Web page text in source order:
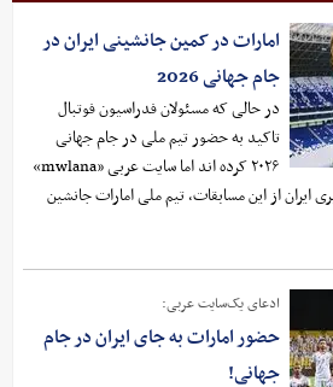
امارات در کمین جانشینی ایران در
جام جهانی 2026
در حالی که مسئولان فدراسیون فوتبال
تاکید به حضور تیم ملی در جام جهانی
۲۰۲۶ کرده اند اما سایت عربی «mwlana»
از این مسابقات، تیم ملی امارات جانشین
ادعای یک‌سایت عربی:
حضور امارات به جای ایران در جام
جهانی!